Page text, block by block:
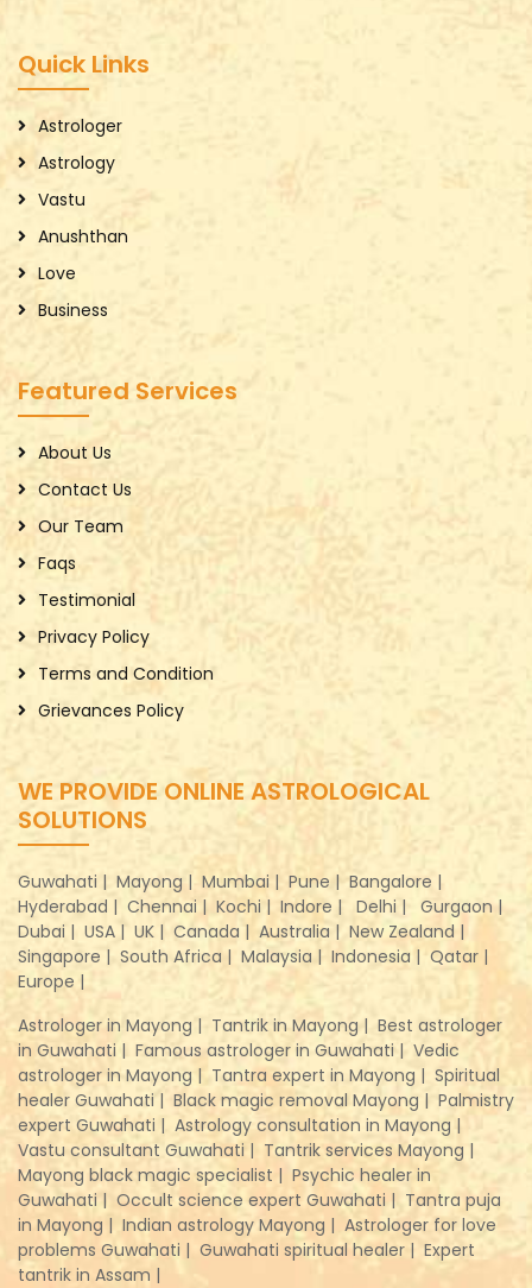
Quick Links
Astrologer
Astrology
Vastu
Anushthan
Love
Business
Featured Services
About Us
Contact Us
Our Team
Faqs
Testimonial
Privacy Policy
Terms and Condition
Grievances Policy
WE PROVIDE ONLINE ASTROLOGICAL
SOLUTIONS
Guwahati | Mayong | Mumbai | Pune | Bangalore |
Hyderabad | Chennai | Kochi | Indore | Delhi |
Gurgaon |
Dubai | USA | UK | Canada | Australia | New Zealand |
Singapore | South Africa | Malaysia | Indonesia | Qatar |
Europe |
Astrologer in Mayong | Tantrik in Mayong | Best astrologer
in Guwahati | Famous astrologer in Guwahati | Vedic
astrologer in Mayong | Tantra expert in Mayong | Spiritual
healer Guwahati | Black magic removal Mayong | Palmistry
expert Guwahati | Astrology consultation in Mayong |
Vastu consultant Guwahati | Tantrik services Mayong |
Mayong black magic specialist | Psychic healer in
Guwahati | Occult science expert Guwahati | Tantra puja
in Mayong | Indian astrology Mayong | Astrologer for love
problems Guwahati | Guwahati spiritual healer | Expert
tantrik in Assam |